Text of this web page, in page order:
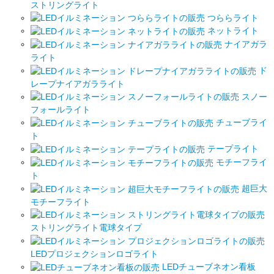
ストリングライト
つららライト
ネットライト
ナイアガラ
ライト
ド
レープナイアガラライト
スノー
フォールライト
チューブライ
ト
テープライト
モチーフライ
ト
超巨大
モチーフライト
ストリングライト電球タイプ
LEDプロジェクションロゴライト
LEDチューブネオン看板